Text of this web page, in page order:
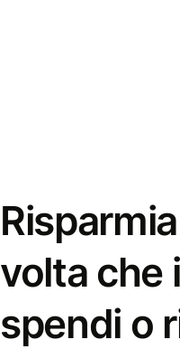
volta che
spendi o